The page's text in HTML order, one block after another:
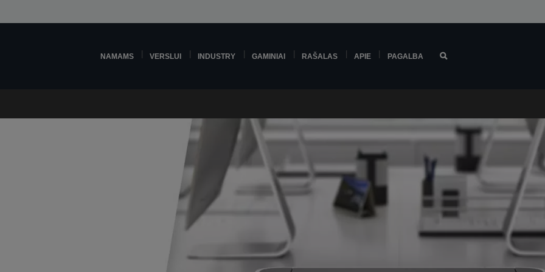
NAMAMS VERSLUI INDUSTRY GAMINIAI RAŠALAS APIE PAGALBA